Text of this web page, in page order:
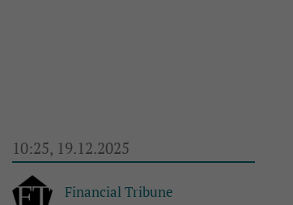
10:25, 19.12.2025
Financial Tribune